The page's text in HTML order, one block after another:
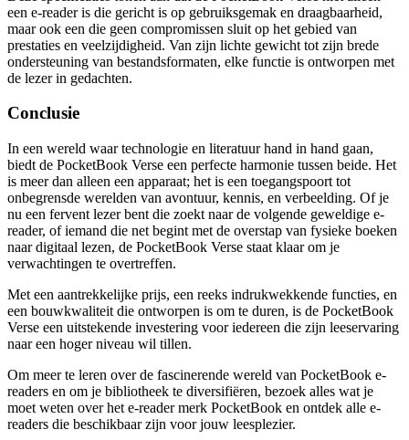
een e-reader is die gericht is op gebruiksgemak en draagbaarheid,
maar ook een die geen compromissen sluit op het gebied van
prestaties en veelzijdigheid. Van zijn lichte gewicht tot zijn brede
ondersteuning van bestandsformaten, elke functie is ontworpen met
de lezer in gedachten.
Conclusie
In een wereld waar technologie en literatuur hand in hand gaan,
biedt de PocketBook Verse een perfecte harmonie tussen beide. Het
is meer dan alleen een apparaat; het is een toegangspoort tot
onbegrensde werelden van avontuur, kennis, en verbeelding. Of je
nu een fervent lezer bent die zoekt naar de volgende geweldige e-
reader, of iemand die net begint met de overstap van fysieke boeken
naar digitaal lezen, de PocketBook Verse staat klaar om je
verwachtingen te overtreffen.
Met een aantrekkelijke prijs, een reeks indrukwekkende functies, en
een bouwkwaliteit die ontworpen is om te duren, is de PocketBook
Verse een uitstekende investering voor iedereen die zijn leeservaring
naar een hoger niveau wil tillen.
Om meer te leren over de fascinerende wereld van PocketBook e-
readers en om je bibliotheek te diversifiëren, bezoek alles wat je
moet weten over het e-reader merk PocketBook en ontdek alle e-
readers die beschikbaar zijn voor jouw leesplezier.